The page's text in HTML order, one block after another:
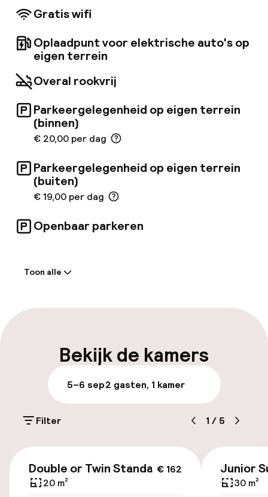
bieden allemaal een warme, uitnodigende sfeer
Mis het dakterras met zijn prachtige uitzicht
op de Giralda en Sevilla niet - een perfecte
een waar genot voor de zintuigen. *Let op: Op
24 december wordt er alleen lunch geserveerd
in het restaurant; op 31 december is alleen het
speciale Oudejaarsavonddiner beschikbaar. *
Toeristenregister: HSE00787
Gratis wifi
Oplaadpunt voor elektrische auto's op
eigen terrein
Overal rookvrij
Parkeergelegenheid op eigen terrein
(binnen)
€ 20,00 per dag
Parkeergelegenheid op eigen terrein
(buiten)
€ 19,00 per dag
Openbaar parkeren
Meertalige medewerkers
Parkeren & mobiliteit
Parkeergelegenheid op eigen terrein
(buiten)
Parkeergelegenheid op eigen terrein
(binnen)
Toon alle
Bekijk de kamers
5–6 sep2 gasten, 1 kamer
Filter 1 / 5
€ 162
Double or Twin Standard
20 m²
Junior
30 m²